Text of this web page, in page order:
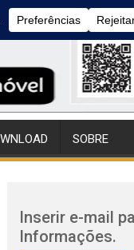
SOBRE
Inserir e-mail
Informações.